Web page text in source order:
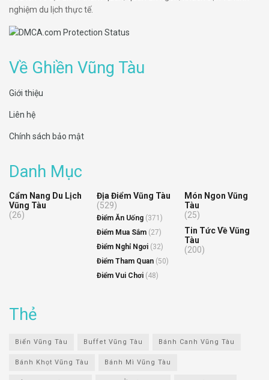
nghiệm du lịch thực tế.
Về Ghiền Vũng Tàu
Giới thiệu
Liên hệ
Chính sách bảo mật
Danh Mục
Cẩm Nang Du Lịch
Vũng Tàu
(26)
Địa Điểm Vũng Tàu
(529)
Điểm Ăn Uống (371)
Điểm Mua Sắm (27)
Điểm Nghỉ Ngơi (32)
Điểm Tham Quan (50)
Điểm Vui Chơi (48)
Món Ngon Vũng
Tàu
(25)
Tin Tức Về Vũng
Tàu
(200)
Thẻ
Biển Vũng Tàu Buffet Vũng Tàu Bánh Canh Vũng Tàu
Bánh Khọt Vũng Tàu Bánh Mì Vũng Tàu